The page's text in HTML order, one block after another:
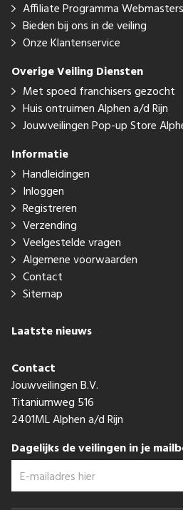
Affiliate Programma Webmasters
Bieden bij ons in de veiling
Onze Klantenservice
Overige Veiling Diensten
Met spoed franchisers gezocht
Huis ontruimen Alphen a/d Rijn
Jouwveilingen Pop-up Store
Informatie
Handleidingen
Inloggen
Registreren
Verzending
Veelgestelde vragen
Algemene voorwaarden
Contact
Sitemap
Laatste nieuws
Contact
Jouwveilingen B.V.
Titaniumweg 516
2401ML Alphen a/d Rijn
Dagelijks de veilingen in je